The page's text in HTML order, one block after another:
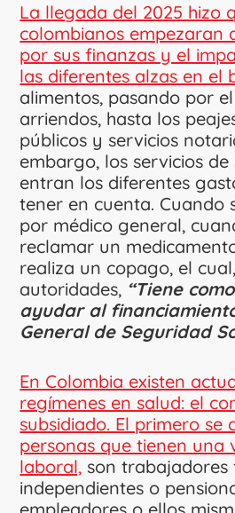
La llegada del 2025 hizo
colombianos empezaran
por sus finanzas y el
las diferentes alzas en el
alimentos, pasando por
arriendos, hasta los
públicos y servicios
embargo, los servicios
entran los diferentes
tener en cuenta. Cuando
por médico general,
reclamar un
realiza un copago, el
autoridades, “Tiene
ayudar al
General de Seguridad
En Colombia existen
regímenes en salud: el
subsidiado. El primero se
personas que tienen una
laboral, son trabajadores
independientes o